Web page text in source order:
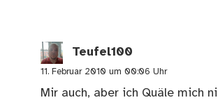
Teufel100
11. Februar 2010 um 00:06 Uhr
Mir auch, aber ich Quäle mich